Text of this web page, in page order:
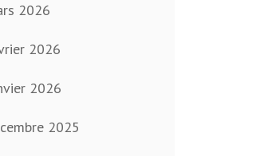
2026
2026
2026
2025